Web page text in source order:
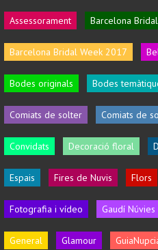
Assessorament Barcelona
Barcelona Bridal Week 2017
Bodes originals Bodes
Comiats de solter Comiats de
Convidats Decoració floral
Espais Fires de Nuvis Flors
Fotografia i vídeo Gaudí
General Glamour